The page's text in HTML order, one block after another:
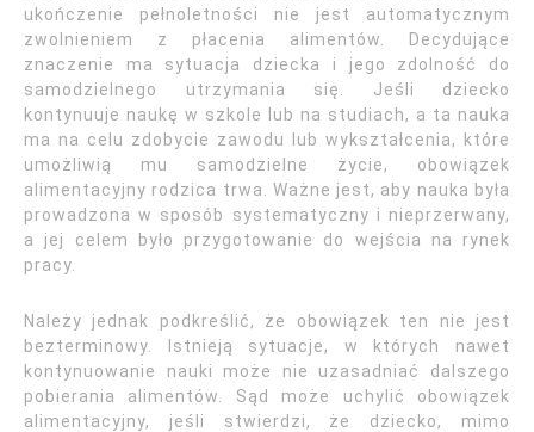
ukończenie pełnoletności nie jest automatycznym
zwolnieniem z płacenia alimentów. Decydujące
znaczenie ma sytuacja dziecka i jego zdolność do
samodzielnego utrzymania się. Jeśli dziecko
kontynuuje naukę w szkole lub na studiach, a ta nauka
ma na celu zdobycie zawodu lub wykształcenia, które
umożliwią mu samodzielne życie, obowiązek
alimentacyjny rodzica trwa. Ważne jest, aby nauka była
prowadzona w sposób systematyczny i nieprzerwany,
a jej celem było przygotowanie do wejścia na rynek
pracy.
Należy jednak podkreślić, że obowiązek ten nie jest
bezterminowy. Istnieją sytuacje, w których nawet
kontynuowanie nauki może nie uzasadniać dalszego
pobierania alimentów. Sąd może uchylić obowiązek
alimentacyjny, jeśli stwierdzi, że dziecko, mimo